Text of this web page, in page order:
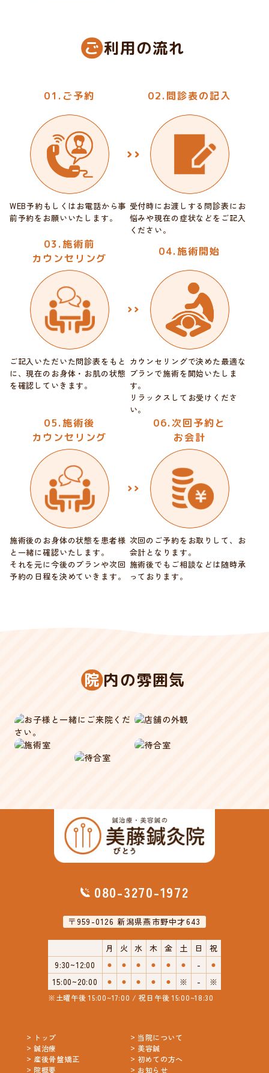
ご利用の流れ
01.ご予約
WEB予約もしくはお電話から事
前予約をお願いいたします。
02.問診表の記入
受付時にお渡しする問診表にお
悩みや現在の症状などをご記入
ください。
03.施術前
カウンセリング
ご記入いただいた問診表をもと
に、現在のお身体・お肌の状態
を確認し ていきます。
04.施術開始
カウンセリングで決めた最適な
プランで施術を開始いたしま
す。
リラックスしてお受けくださ
い。
05.施術後
カウンセリング
施術後のお身体の状態を患者様
と一緒に確認いたします。
それを元に今後のプランや次回
予約の 日程を決めていきます。
06.次回予約と
お会計
次回のご予約をお取りして、お
会計となります。
施術後でもご相談などは随時承
って おります。
院内の雰囲気
080-3270-1972
〒959-0126 新潟県燕市野中才643
月 火 水 木 金 土 日
祝
9:30~12:00
⚫︎ ⚫︎ ⚫︎ ⚫︎ ⚫︎ ⚫︎ -
⚫︎
15:00~20:00
⚫︎ ⚫︎ ⚫︎ ⚫︎ ⚫︎ ※ - ※
※土曜午後 15:00~17:00 / 祝日午後 15:00~18:30
トップ
当院について
鍼治療
美容鍼
産後骨盤矯正
初めての方へ
院概要
お知らせ